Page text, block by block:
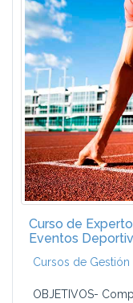
Curso de
Eventos
Cursos de
OBJETIVOS-